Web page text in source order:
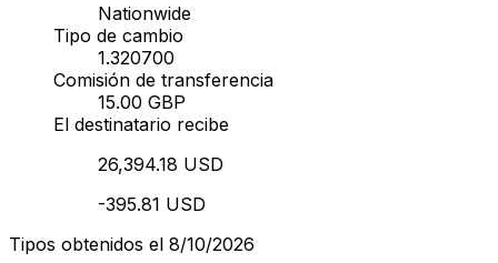
Nationwide
Tipo de cambio
1.320700
Comisión de transferencia
15.00 GBP
El destinatario recibe
26,394.18 USD
-395.81 USD
Tipos obtenidos el 8/10/2026